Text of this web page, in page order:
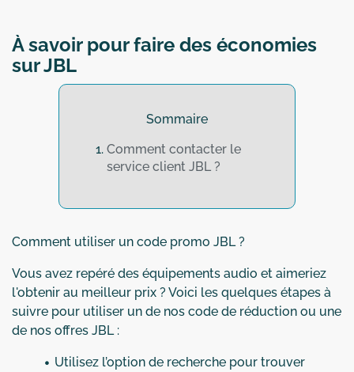
À savoir pour faire des économies
sur JBL
Sommaire
Comment contacter le
service client JBL ?
Comment utiliser un code promo JBL ?
Vous avez repéré des équipements audio et aimeriez
l'obtenir au meilleur prix ? Voici les quelques étapes à
suivre pour utiliser un de nos code de réduction ou une
de nos offres JBL :
Utilisez l’option de recherche pour trouver